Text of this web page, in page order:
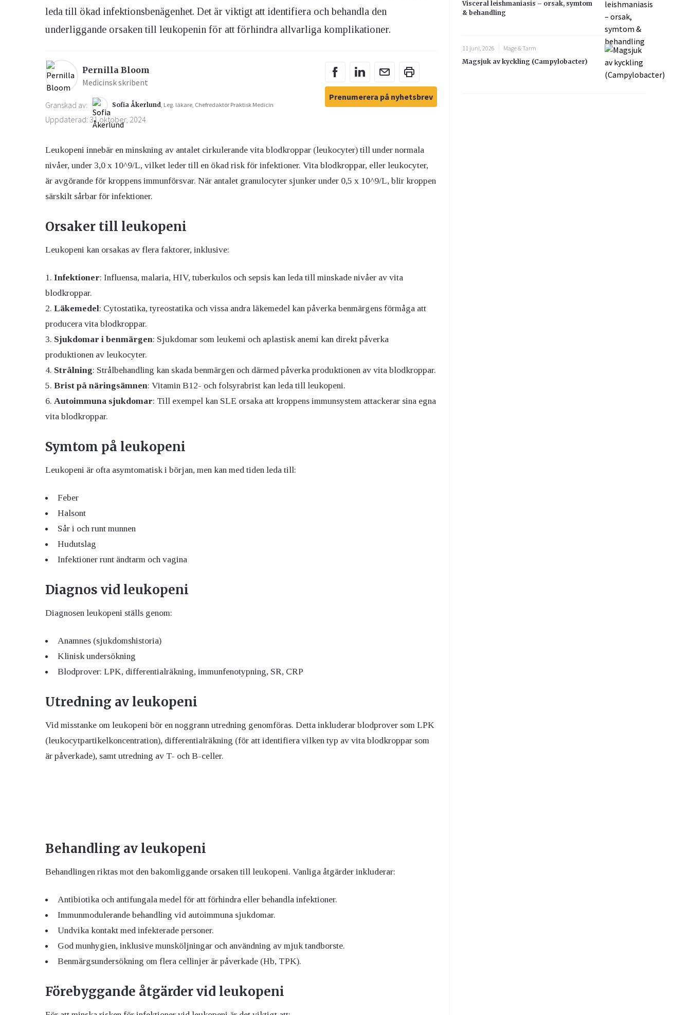
Ögon & Öron
leda till ökad infektionsbenägenhet. Det är viktigt att identifiera och behandla den
underliggande orsaken till leukopenin för att förhindra allvarliga komplikationer.
Pernilla Bloom
Medicinsk skribent
Granskad av: Sofia Åkerlund, Leg. läkare, Chefredaktör Praktisk Medicin
Uppdaterad: 31 oktober, 2024
Prenumerera på nyhetsbrev
Leukopeni innebär en minskning av antalet cirkulerande vita blodkroppar (leukocyter) till under normala
nivåer, under 3,0 x 10^9/L, vilket leder till en ökad risk för infektioner. Vita blodkroppar, eller leukocyter,
är avgörande för kroppens immunförsvar. När antalet granulocyter sjunker under 0,5 x 10^9/L, blir kroppen
särskilt sårbar för infektioner.
Orsaker till leukopeni
Leukopeni kan orsakas av flera faktorer, inklusive:
Infektioner: Influensa, malaria, HIV, tuberkulos och sepsis kan leda till minskade nivåer av vita
blodkroppar.
Läkemedel: Cytostatika, tyreostatika och vissa andra läkemedel kan påverka benmärgens förmåga att
producera vita blodkroppar.
Sjukdomar i benmärgen: Sjukdomar som leukemi och aplastisk anemi kan direkt påverka
produktionen av leukocyter.
Strålning: Strålbehandling kan skada benmärgen och därmed påverka produktionen av vita blodkroppar.
Brist på näringsämnen: Vitamin B12- och folsyrabrist kan leda till leukopeni.
Autoimmuna sjukdomar: Till exempel kan SLE orsaka att kroppens immunsystem attackerar sina egna
vita blodkroppar.
Symtom på leukopeni
Leukopeni är ofta asymtomatisk i början, men kan med tiden leda till:
Feber
Halsont
Sår i och runt munnen
Hudutslag
Infektioner runt ändtarm och vagina
Diagnos vid leukopeni
Diagnosen leukopeni ställs genom:
Anamnes (sjukdomshistoria)
Klinisk undersökning
Blodprover: LPK, differentialräkning, immunfenotypning, SR, CRP
Utredning av leukopeni
Vid misstanke om leukopeni bör en noggrann utredning genomföras. Detta inkluderar blodprover som LPK
(leukocytpartikelkoncentration), differentialräkning (för att identifiera vilken typ av vita blodkroppar som
är påverkade), samt utredning av T- och B-celler.
Behandling av leukopeni
Behandlingen riktas mot den bakomliggande orsaken till leukopeni. Vanliga åtgärder inkluderar:
Antibiotika och antifungala medel för att förhindra eller behandla infektioner.
Immunmodulerande behandling vid autoimmuna sjukdomar.
Undvika kontakt med infekterade personer.
God munhygien, inklusive munsköljningar och användning av mjuk tandborste.
Benmärgsundersökning om flera cellinjer är påverkade (Hb, TPK).
Förebyggande åtgärdervid leukopeni
Visceral leishmaniasis – orsak, symtom
& behandling
11 juni, 2026
Mage & Tarm
Magsjuk av kyckling (Campylobacter)